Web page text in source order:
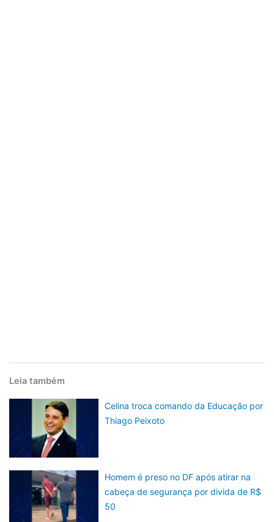
Leia também
Celina troca comando da Educação por
Thiago Peixoto
Homem é preso no DF após atirar na
cabeça de segurança por divida de R$
50